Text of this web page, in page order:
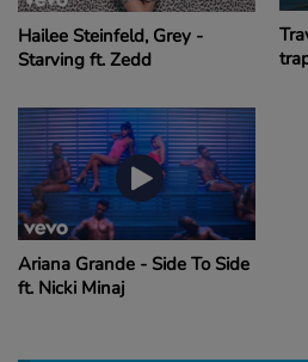
Hailee Steinfeld, Grey -
Starving ft. Zedd
Ariana Grande - Side To Side
ft. Nicki Minaj